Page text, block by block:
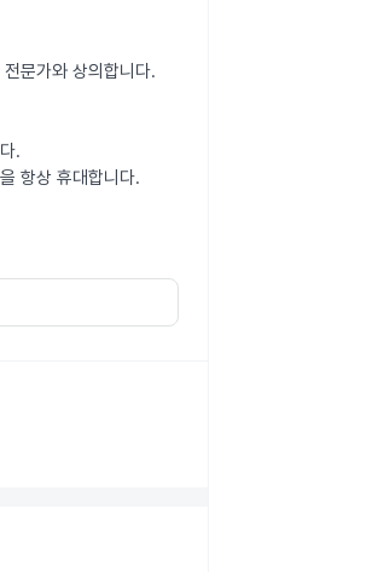
문가와 상의합니다.
.
항상 휴대합니다.